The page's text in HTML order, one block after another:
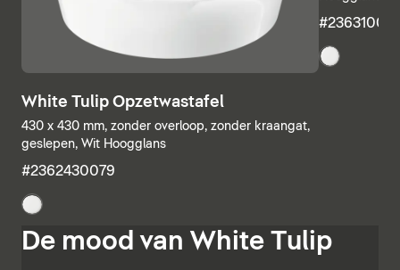
White Tulip Opzetwastafel
430 x 430 mm, zonder overloop, zonder kraangat,
geslepen, Wit Hoogglans
#2362430079
De mood van White Tulip